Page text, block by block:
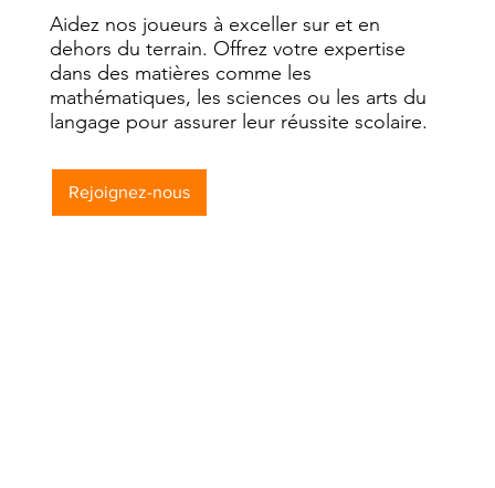
Aidez nos joueurs à exceller sur et en
dehors du terrain. Offrez votre expertise
dans des matières comme les
mathématiques, les sciences ou les arts du
langage pour assurer leur réussite scolaire.
Rejoignez-nous